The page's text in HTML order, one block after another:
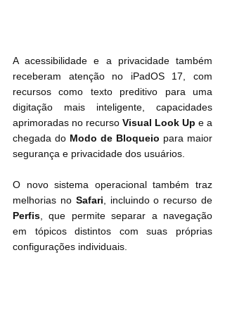
A acessibilidade e a privacidade também
receberam atenção no iPadOS 17, com
recursos como texto preditivo para uma
digitação mais inteligente, capacidades
aprimoradas no recurso Visual Look Up e a
chegada do Modo de Bloqueio para maior
segurança e privacidade dos usuários.
O novo sistema operacional também traz
melhorias no Safari
Perfis , que permite separar a navegação
em tópicos distintos com suas próprias
configurações individuais.